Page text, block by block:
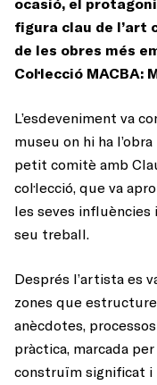
figura clau de l’art
de les obres més
Col·lecció MACBA:
L’esdeveniment va
museu on hi ha
petit comitè amb
col·lecció, que va
les seves
seu treball.
Després l’artista es
zones que
anècdotes,
pràctica, marcada
construïm significat i